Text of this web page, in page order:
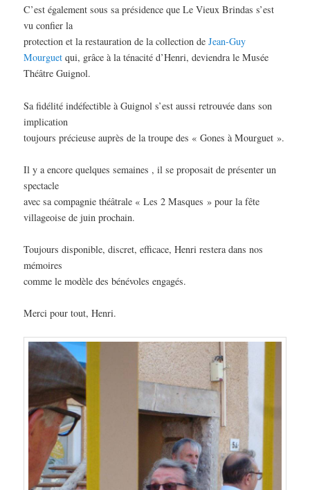
C’est également sous sa présidence que Le Vieux Brindas s’est
vu confier la
protection et la restauration de la collection deJean-Guy
Mourguet qui, grâce à la ténacité d’Henri, deviendra le Musée
Théâtre Guignol.
Sa fidélité indéfectible à Guignol s’est aussi retrouvée dans son
implication
toujours précieuse auprès de la troupe des « Gones à Mourguet ».
Il y a encore quelques semaines , il se proposait de présenter un
spectacle
avec sa compagnie théâtrale « Les 2 Masques » pour la fête
villageoise de juin prochain.
Toujours disponible, discret, efficace, Henri restera dans nos
mémoires
comme le modèle des bénévoles engagés.
Merci pour tout, Henri.